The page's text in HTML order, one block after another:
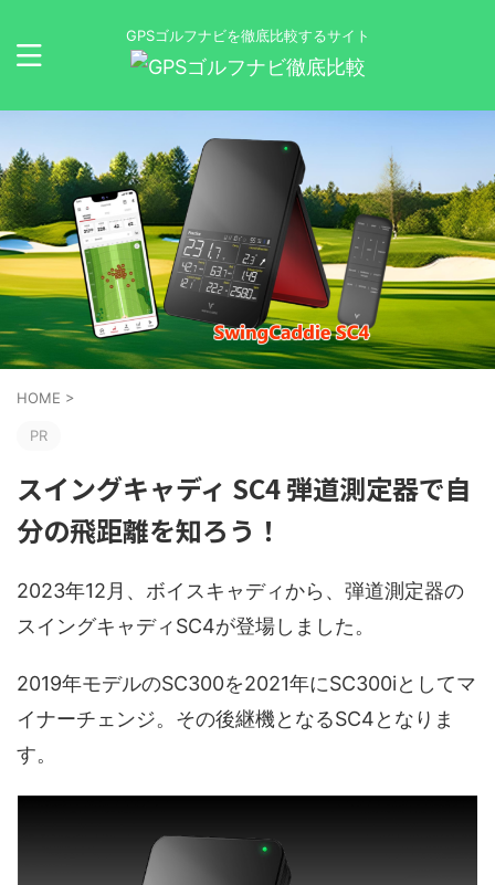
GPSゴルフナビを徹底比較するサイト
HOME >
PR
スイングキャディ SC4 弾道測定器で自
分の飛距離を知ろう！
2023年12月、ボイスキャディから、弾道測定器の
スイングキャディSC4が登場しました。
2019年モデルのSC300を2021年にSC300iとしてマ
イナーチェンジ。その後継機となるSC4となりま
す。